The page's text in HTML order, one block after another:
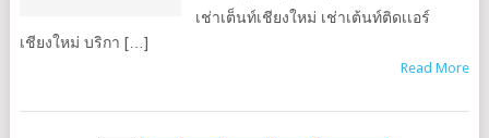
เช่าเต็นท์เชียงใหม่ เช่าเต้น​ท์ติดเเอร์​
เชียงใหม่ บริกา […]
Read More